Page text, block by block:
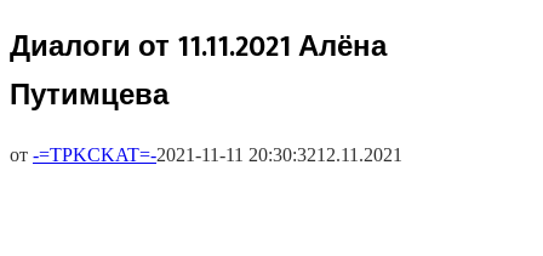
Диалоги от 11.11.2021 Алёна
Путимцева
от -=TPKCKAT=-2021-11-11 20:30:3212.11.2021